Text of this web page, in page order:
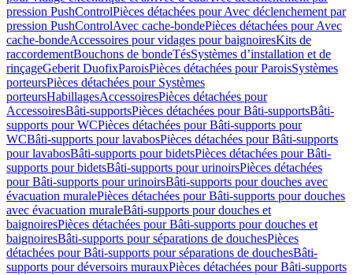
pression PushControlPièces détachées pour Avec déclenchement par
pression PushControlAvec cache-bondePièces détachées pour Avec
cache-bondeAccessoires pour vidages pour baignoiresKits de
raccordementBouchons de bondeTésSystèmes d’installation et de
rinçageGeberit DuofixParoisPièces détachées pour ParoisSystèmes
porteursPièces détachées pour Systèmes
porteursHabillagesAccessoiresPièces détachées pour
AccessoiresBâti-supportsPièces détachées pour Bâti-supportsBâti-
supports pour WCPièces détachées pour Bâti-supports pour
WCBâti-supports pour lavabosPièces détachées pour Bâti-supports
pour lavabosBâti-supports pour bidetsPièces détachées pour Bâti-
supports pour bidetsBâti-supports pour urinoirsPièces détachées
pour Bâti-supports pour urinoirsBâti-supports pour douches avec
évacuation muralePièces détachées pour Bâti-supports pour douches
avec évacuation muraleBâti-supports pour douches et
baignoiresPièces détachées pour Bâti-supports pour douches et
baignoiresBâti-supports pour séparations de douchesPièces
détachées pour Bâti-supports pour séparations de douchesBâti-
supports pour déversoirs murauxPièces détachées pour Bâti-supports